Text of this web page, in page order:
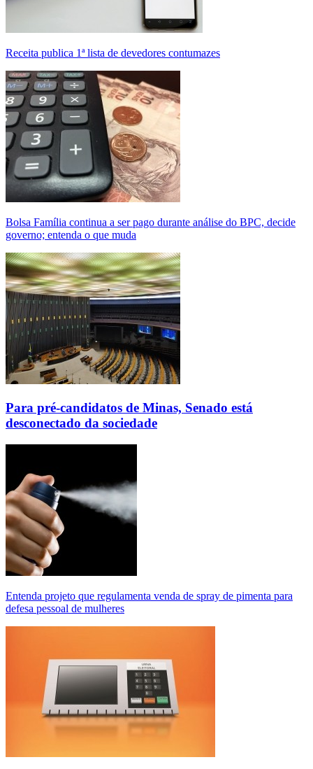
Receita publica 1ª lista de devedores contumazes
Bolsa Família continua a ser pago durante análise do BPC, decide
governo; entenda o que muda
Para pré-candidatos de Minas, Senado está
desconectado da sociedade
Entenda projeto que regulamenta venda de spray de pimenta para
defesa pessoal de mulheres